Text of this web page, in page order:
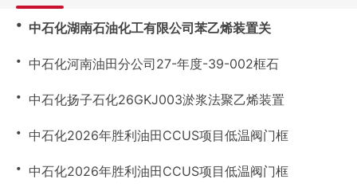
・ 中石化湖南石油化工有限公司苯乙烯装置关
・ 中石化河南油田分公司27-年度-39-002框石
・ 中石化扬子石化26GKJ003淤浆法聚乙烯装置
・ 中石化2026年胜利油田CCUS项目低温阀门框
・ 中石化2026年胜利油田CCUS项目低温阀门框